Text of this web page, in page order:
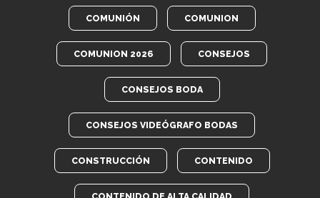
COMUNIÓN COMUNION
COMUNION 2026 CONSEJOS
CONSEJOS BODA
CONSEJOS VIDEÓGRAFO BODAS
CONSTRUCCIÓN CONTENIDO